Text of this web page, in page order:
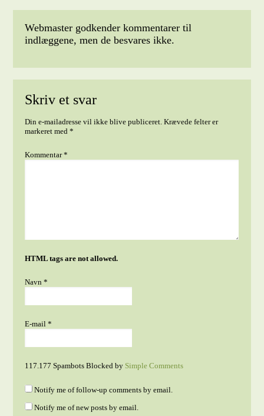
Webmaster godkender kommentarer til
indlæggene, men de besvares ikke.
Skriv et svar
Din e-mailadresse vil ikke blive publiceret. Krævede felter er
markeret med*
Kommentar*
HTML tags are not allowed.
Navn*
E-mail*
117.177 Spambots Blocked by Simple Comments
Notify me of follow-up comments by email.
Notify me of new posts by email.